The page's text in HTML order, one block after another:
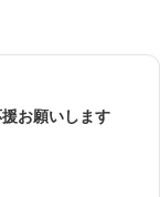
お願いします